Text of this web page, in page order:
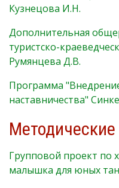
Кузнецова И.Н.
Дополнительная
туристско-
Румянцева Д.В.
Программа
наставничества"
Групповой проект по
малышка для юных